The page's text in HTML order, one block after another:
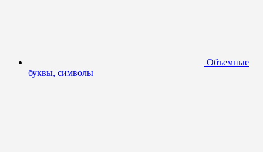
Объемные
буквы, символы